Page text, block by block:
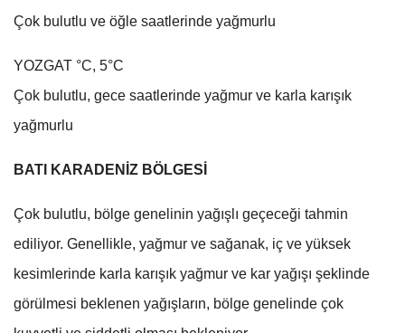
Çok bulutlu ve öğle saatlerinde yağmurlu
YOZGAT °C, 5°C
Çok bulutlu, gece saatlerinde yağmur ve karla karışık
yağmurlu
BATI KARADENİZ BÖLGESİ
Çok bulutlu, bölge genelinin yağışlı geçeceği tahmin
ediliyor. Genellikle, yağmur ve sağanak, iç ve yüksek
kesimlerinde karla karışık yağmur ve kar yağışı şeklinde
görülmesi beklenen yağışların, bölge genelinde çok